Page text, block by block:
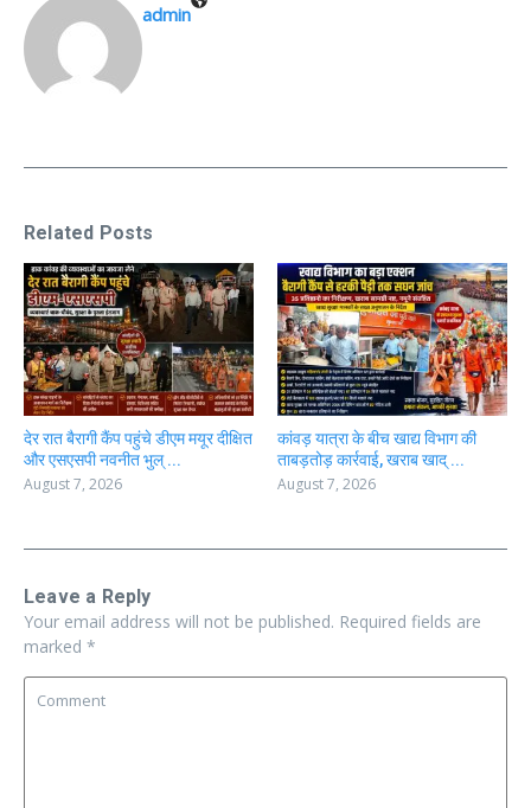
admin
Related Posts
देर रात बैरागी कैंप पहुंचे डीएम मयूर दीक्षित
और एसएसपी नवनीत भुल् ...
August 7, 2026
कांवड़ यात्रा के बीच खाद्य विभाग की
ताबड़तोड़ कार्रवाई, खराब खाद् ...
August 7, 2026
Leave a Reply
Your email address will not be published. Required fields are
marked *